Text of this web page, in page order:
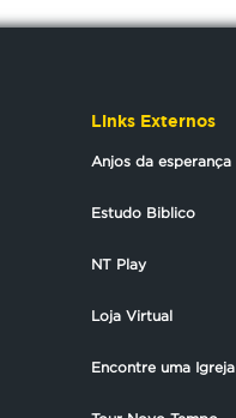
Links Externos
Anjos da esperança
Estudo Biblico
NT Play
Loja Virtual
Encontre uma Igreja